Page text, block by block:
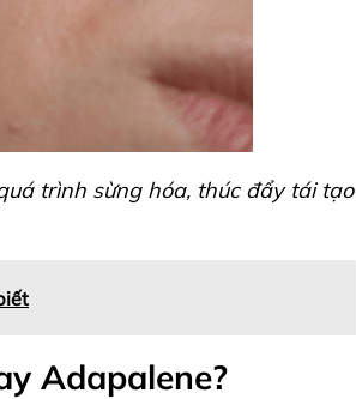
trình sừng hóa, thúc đẩy tái tạo
Adapalene?